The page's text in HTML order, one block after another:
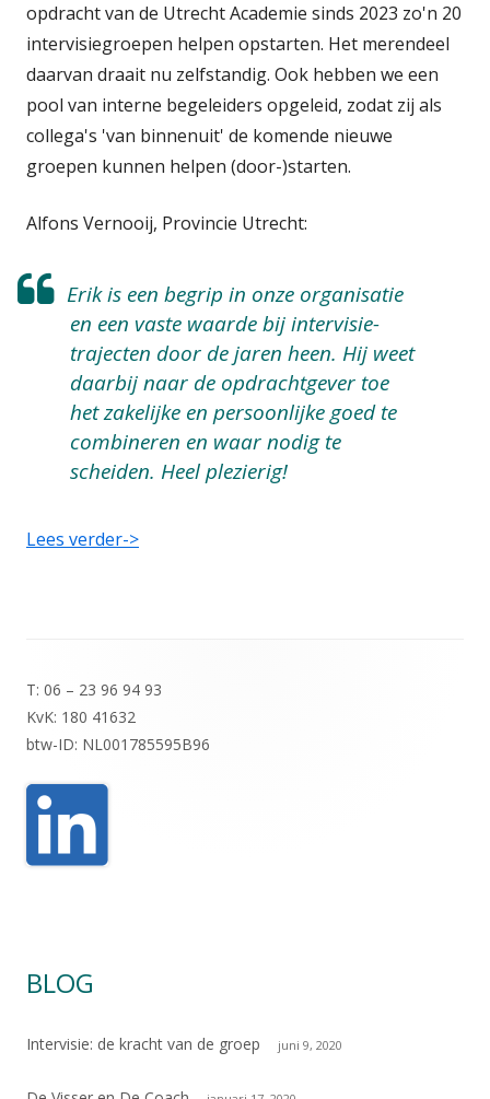
opdracht van de Utrecht Academie sinds 2023 zo'n 20
intervisiegroepen helpen opstarten. Het merendeel
daarvan draait nu zelfstandig. Ook hebben we een
pool van interne begeleiders opgeleid, zodat zij als
collega's 'van binnenuit' de komende nieuwe
groepen kunnen helpen (door-)starten.
Alfons Vernooij, Provincie Utrecht:
Erik is een begrip in onze organisatie
en een vaste waarde bij intervisie-
trajecten door de jaren heen. Hij weet
daarbij naar de opdrachtgever toe
het zakelijke en persoonlijke goed te
combineren en waar nodig te
scheiden. Heel plezierig!
Lees verder->
inhoud
T: 06 – 23 96 94 93
KvK: 180 41632
btw-ID: NL001785595B96
BLOG
Intervisie: de kracht van de groep juni 9, 2020